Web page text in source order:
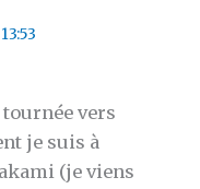
vers
je suis à
(je viens